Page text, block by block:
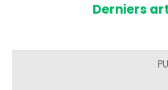
Derniers